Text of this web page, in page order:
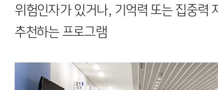
위험인자가 있거나, 기억력 또는 집중력
추천하는 프로그램